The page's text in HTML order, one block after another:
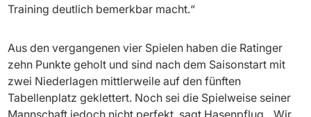
Training deutlich bemerkbar macht.“
Aus den vergangenen vier Spielen haben die Ratinger
zehn Punkte geholt und sind nach dem Saisonstart mit
zwei Niederlagen mittlerweile auf den fünften
Tabellenplatz geklettert. Noch sei die Spielweise seiner
Mannschaft jedoch nicht perfekt, sagt Hasenpflug. „Wir